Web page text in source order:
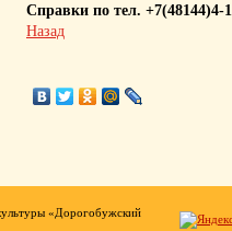
Справки по тел. +7(48144)4-
Назад
«Дорогобужский